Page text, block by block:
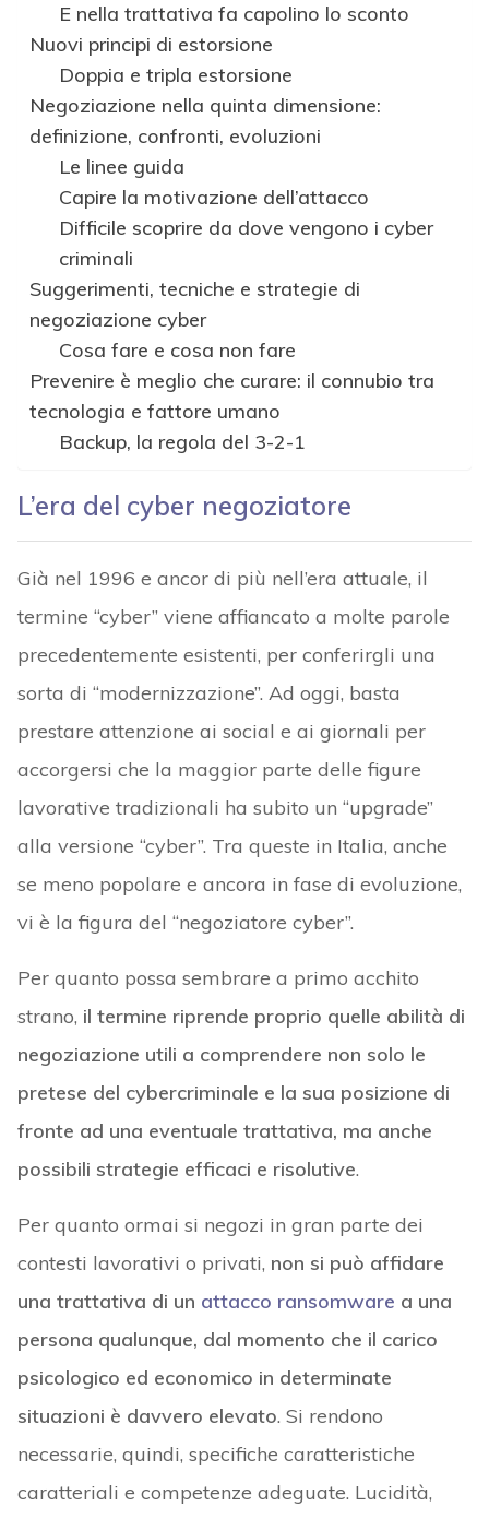
E nella trattativa fa capolino lo sconto
Nuovi principi di estorsione
Doppia e tripla estorsione
Negoziazione nella quinta dimensione:
definizione, confronti, evoluzioni
Le linee guida
Capire la motivazione dell’attacco
Difficile scoprire da dove vengono i cyber
criminali
Suggerimenti, tecniche e strategie di
negoziazione cyber
Cosa fare e cosa non fare
Prevenire è meglio che curare: il connubio tra
tecnologia e fattore umano
Backup, la regola del 3-2-1
L’era del cyber negoziatore
Già nel 1996 e ancor di più nell’era attuale, il
termine “cyber” viene affiancato a molte parole
precedentemente esistenti, per conferirgli una
sorta di “modernizzazione”. Ad oggi, basta
prestare attenzione ai social e ai giornali per
accorgersi che la maggior parte delle figure
lavorative tradizionali ha subito un “upgrade”
alla versione “cyber”. Tra queste in Italia, anche
se meno popolare e ancora in fase di evoluzione,
vi è la figura del “negoziatore cyber”.
Per quanto possa sembrare a primo acchito
strano, il termine riprende proprio quelle abilità di
negoziazione utili a comprendere non solo le
pretese del cybercriminale e la sua posizione di
fronte ad una eventuale trattativa, ma anche
possibili strategie efficaci e risolutive.
Per quanto ormai si negozi in gran parte dei
contesti lavorativi o privati, non si può affidare
una trattativa di un attacco ransomware a una
persona qualunque, dal momento che il carico
psicologico ed economico in determinate
situazioni è davvero elevato. Si rendono
necessarie, quindi, specifiche caratteristiche
caratteriali e competenze adeguate. Lucidità,